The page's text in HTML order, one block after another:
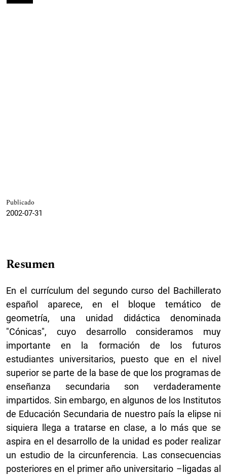
Publicado
2002-07-31
Resumen
En el currículum del segundo curso del Bachillerato
español aparece, en el bloque temático de
geometría, una unidad didáctica denominada
"Cónicas", cuyo desarrollo consideramos muy
importante en la formación de los futuros
estudiantes universitarios, puesto que en el nivel
superior se parte de la base de que los programas de
enseñanza secundaria son verdaderamente
impartidos. Sin embargo, en algunos de los Institutos
de Educación Secundaria de nuestro país la elipse ni
siquiera llega a tratarse en clase, a lo más que se
aspira en el desarrollo de la unidad es poder realizar
un estudio de la circunferencia. Las consecuencias
posteriores en el primer año universitario –ligadas al